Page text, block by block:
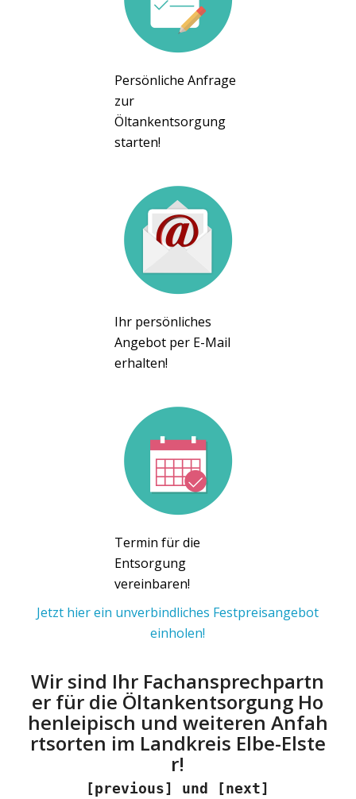
Persönliche Anfrage
zur
Öltankentsorgung
starten!
Ihr persönliches
Angebot per E-Mail
erhalten!
Termin für die
Entsorgung
vereinbaren!
Jetzt hier ein unverbindliches Festpreisangebot
einholen!
Wir sind Ihr Fachansprechpartn
er für die Öltankentsorgung Ho
henleipisch und weiteren Anfah
rtsorten im Landkreis Elbe-Elste
r!
[previous] und [next]